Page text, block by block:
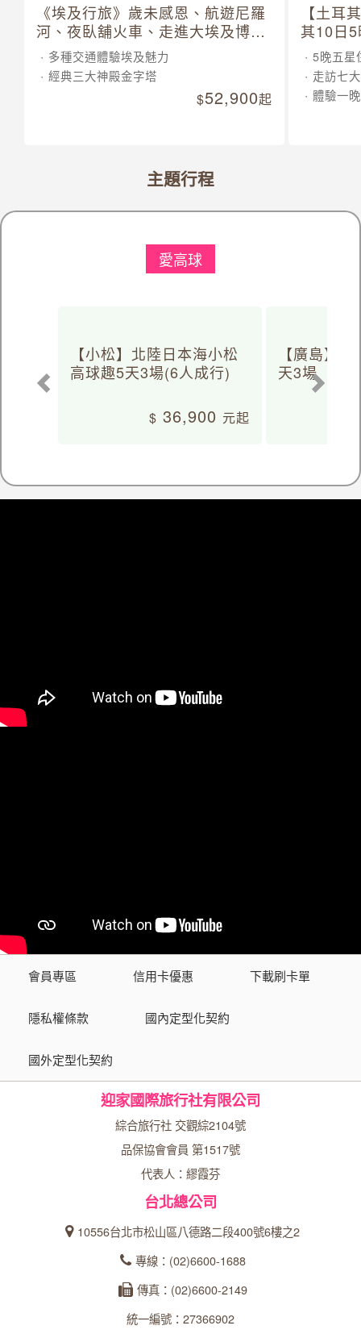
《埃及行旅》歲未感恩、航遊尼羅
河、夜臥舖火車、走進大埃及博物
館 10 日
多種交通體驗埃及魅力
經典三大神殿金字塔
52,900起
【土耳
其10日
5晚五星
走訪七
體驗一
愛高球
主題行程
【小松】北陸日本海小松
高球趣5天3場(6人成行)
36,900
【廣島】
天3場
會員專區 信用卡優惠 下載刷卡單
隱私權條款 國內定型化契約
國外定型化契約
迎家國際旅行社有限公司
綜合旅行社 交觀綜2104號
品保協會會員 第1517號
代表人：繆霞芬
台北總公司
10556台北市松山區八德路二段400號6樓之2
專線：(02)6600-1688
傳真：(02)6600-2149
統一編號：27366902